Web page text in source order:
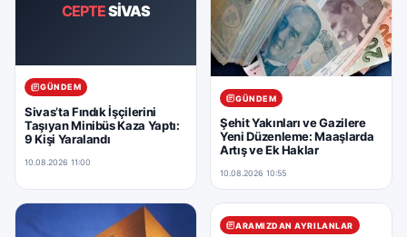
CEPTESİVAS
GÜNDEM
Sivas’ta Fındık İşçilerini
Taşıyan Minibüs Kaza Yaptı:
9 Kişi Yaralandı
10.08.2026 11:00
GÜNDEM
Şehit Yakınları ve Gazilere
Yeni Düzenleme: Maaşlarda
Artış ve Ek Haklar
10.08.2026 10:55
ARAMIZDAN AYRILANLAR